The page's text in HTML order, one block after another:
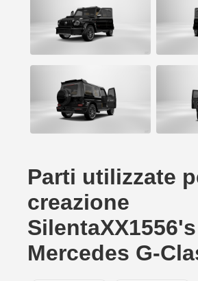
Parti utilizzate
creazione
SilentaXX1556's
Mercedes G-